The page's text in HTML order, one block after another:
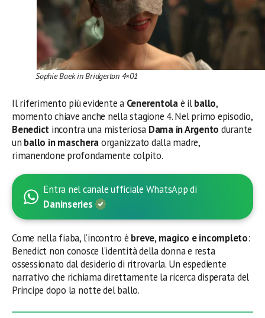
Sophie Baek in Bridgerton 4×01
Il riferimento più evidente a Cenerentolaè ilballo,
momento chiave anche nella stagione 4. Nel primo episodio,
Benedict incontra una misteriosa Dama in Argento durante
un ballo in mascheraorganizzato dalla madre,
rimanendone profondamente colpito.
Entra nel canale ufficiale WhatsApp di
Daninseries
Come nella fiaba, l’incontro è breve, magico e incompleto:
Benedict non conosce l’identità della donna e resta
ossessionato dal desiderio di ritrovarla. Un espediente
narrativo che richiama direttamente la ricerca disperata del
Principe dopo la notte del ballo.